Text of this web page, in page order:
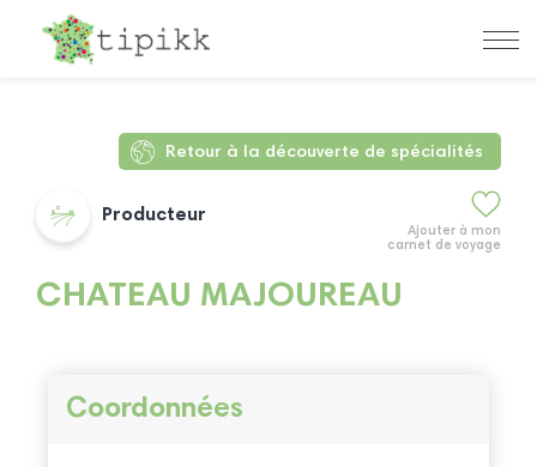
Retour à la découverte de spécialités
Ajouter à mon
carnet de voyage
Producteur
CHATEAU MAJOUREAU
Coordonnées